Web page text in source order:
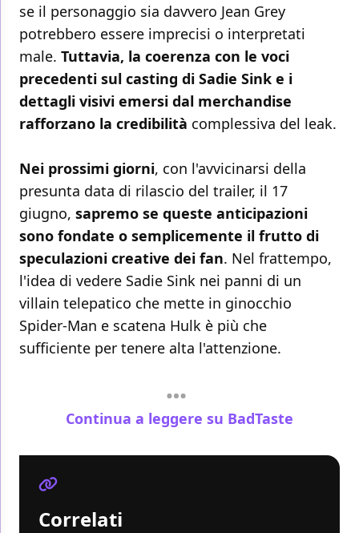
se il personaggio sia davvero Jean Grey
potrebbero essere imprecisi o interpretati
male. Tuttavia, la coerenza con le voci
precedenti sul casting di Sadie Sink e i
dettagli visivi emersi dal merchandise
rafforzano la credibilità complessiva del leak.
Nei prossimi giorni, con l'avvicinarsi della
presunta data di rilascio del trailer, il 17
giugno, sapremo se queste anticipazioni
sono fondate o semplicemente il frutto di
speculazioni creative dei fan. Nel frattempo,
l'idea di vedere Sadie Sink nei panni di un
villain telepatico che mette in ginocchio
Spider-Man e scatena Hulk è più che
sufficiente per tenere alta l'attenzione.
Continua a leggere su BadTaste
Correlati